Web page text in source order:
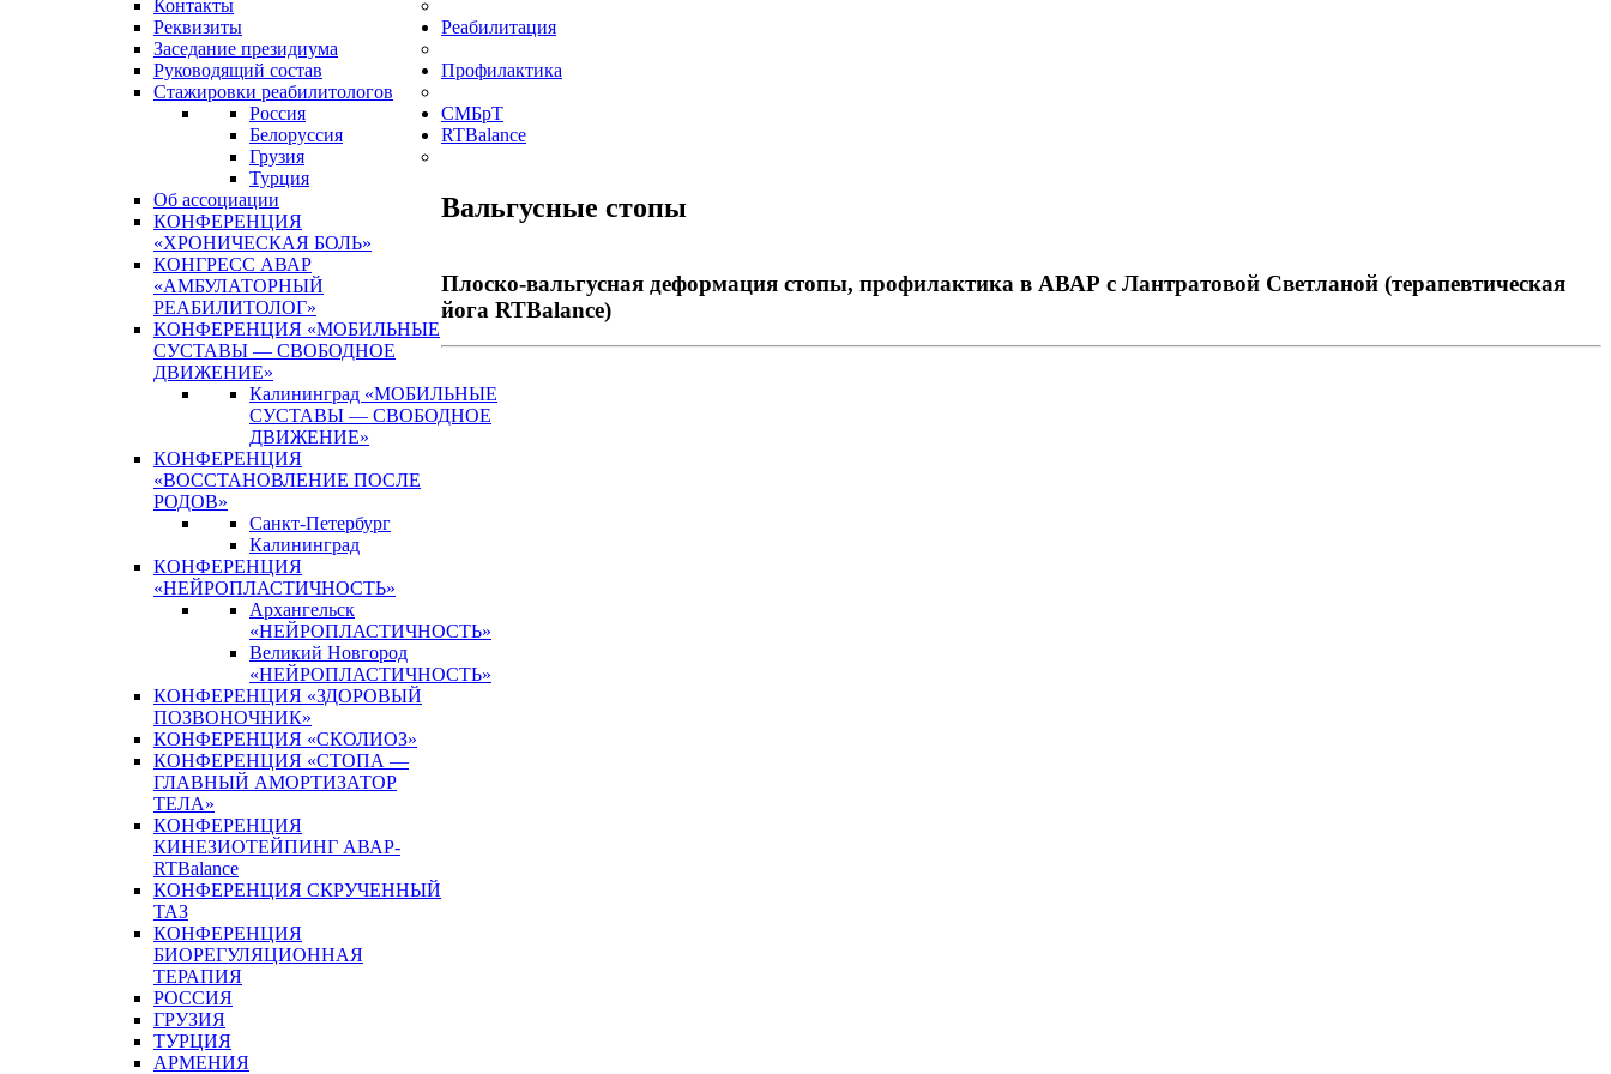
Контакты
Реквизиты
Заседание президиума
Руководящий состав
Стажировки реабилитологов
Россия
Белоруссия
Грузия
Турция
Об ассоциации
КОНФЕРЕНЦИЯ
«ХРОНИЧЕСКАЯ БОЛЬ»
КОНГРЕСС АВАР
«АМБУЛАТОРНЫЙ
РЕАБИЛИТОЛОГ»
КОНФЕРЕНЦИЯ «МОБИЛЬНЫЕ
СУСТАВЫ — СВОБОДНОЕ
ДВИЖЕНИЕ»
Калининград «МОБИЛЬНЫЕ
СУСТАВЫ — СВОБОДНОЕ
ДВИЖЕНИЕ»
КОНФЕРЕНЦИЯ
«ВОССТАНОВЛЕНИЕ ПОСЛЕ
РОДОВ»
Санкт-Петербург
Калининград
КОНФЕРЕНЦИЯ
«НЕЙРОПЛАСТИЧНОСТЬ»
Архангельск
«НЕЙРОПЛАСТИЧНОСТЬ»
Великий Новгород
«НЕЙРОПЛАСТИЧНОСТЬ»
КОНФЕРЕНЦИЯ «ЗДОРОВЫЙ
ПОЗВОНОЧНИК»
КОНФЕРЕНЦИЯ «СКОЛИОЗ»
КОНФЕРЕНЦИЯ «СТОПА —
ГЛАВНЫЙ АМОРТИЗАТОР
ТЕЛА»
КОНФЕРЕНЦИЯ
КИНЕЗИОТЕЙПИНГ АВАР-
RTBalance
КОНФЕРЕНЦИЯ СКРУЧЕННЫЙ
ТАЗ
КОНФЕРЕНЦИЯ
БИОРЕГУЛЯЦИОННАЯ
ТЕРАПИЯ
РОССИЯ
ГРУЗИЯ
ТУРЦИЯ
АРМЕНИЯ
Реабилитация
Профилактика
СМБрТ
RTBalance
Вальгусные стопы
Плоско-вальгусная деформация стопы, профилактика в АВАР с Лантратовой Светланой (терапевтическая
йога RTBalance)